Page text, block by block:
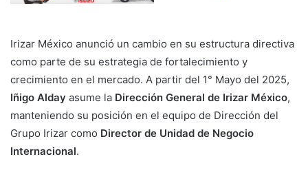
Irizar México anunció un cambio en su estructura directiva
como parte de su estrategia de fortalecimiento y
crecimiento en el mercado. A partir del 1° Mayo del 2025,
Iñigo Alday asume la Dirección General de Irizar México,
manteniendo su posición en el equipo de Dirección del
Grupo Irizar como Director de Unidad de Negocio
Internacional.